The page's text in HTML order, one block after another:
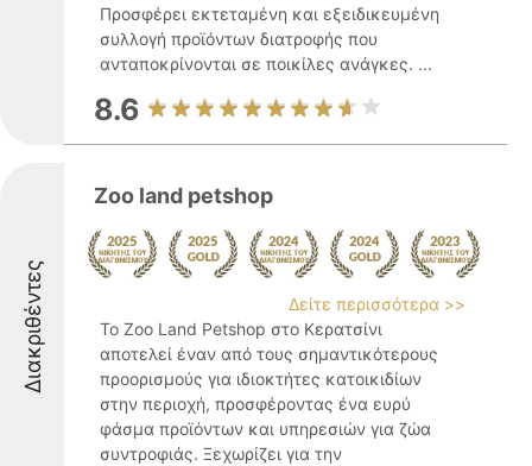
Προσφέρει εκτεταμένη και εξειδικευμένη
συλλογή προϊόντων διατροφής που
ανταποκρίνονται σε ποικίλες ανάγκες. ...
8.6
Διακριθέντες
Zoo land petshop
Δείτε περισσότερα >>
Το Zoo Land Petshop στο Κερατσίνι
αποτελεί έναν από τους σημαντικότερους
προορισμούς για ιδιοκτήτες κατοικιδίων
στην περιοχή, προσφέροντας ένα ευρύ
φάσμα προϊόντων και υπηρεσιών για ζώα
συντροφιάς. Ξεχωρίζει για την